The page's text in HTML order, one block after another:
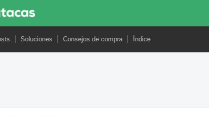
Soluciones Consejos de compra Índice